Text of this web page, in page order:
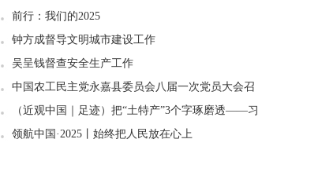
政策里的发展密码
前行：我们的2025
钟方成督导文明城市建设工作
吴呈钱督查安全生产工作
中国农工民主党永嘉县委员会八届一次党员大会召
开
（近观中国｜足迹）把“土特产”3个字琢磨透——习
近平走进柚子园
领航中国·2025丨始终把人民放在心上